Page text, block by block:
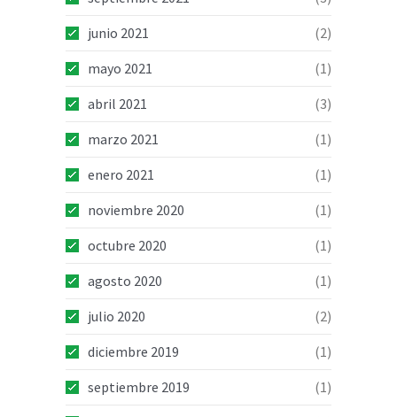
junio 2021
(2)
mayo 2021
(1)
abril 2021
(3)
marzo 2021
(1)
enero 2021
(1)
noviembre 2020
(1)
octubre 2020
(1)
agosto 2020
(1)
julio 2020
(2)
diciembre 2019
(1)
septiembre 2019
(1)